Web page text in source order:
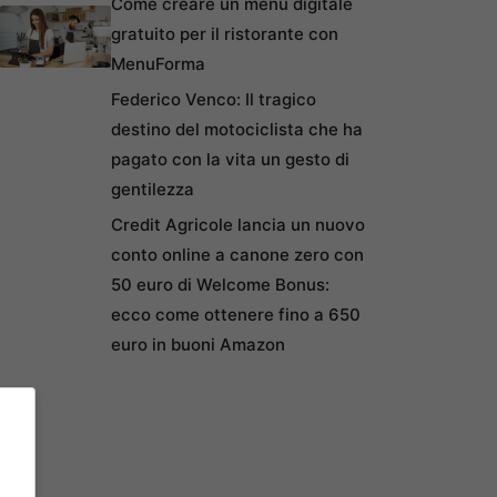
gratuito per il ristorante con
MenuForma
Federico Venco: Il tragico
destino del motociclista che ha
pagato con la vita un gesto di
gentilezza
Credit Agricole lancia un nuovo
conto online a canone zero con
50 euro di Welcome Bonus:
ecco come ottenere fino a 650
euro in buoni Amazon